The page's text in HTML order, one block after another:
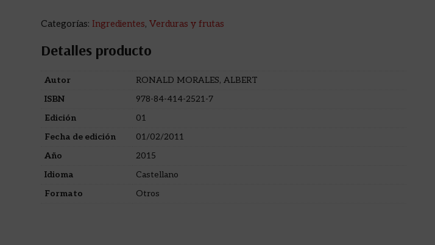
Categorías: Ingredientes, Verduras y frutas
Detalles producto
Autor
RONALD MORALES, ALBERT
ISBN
978-84-414-2521-7
Edición
01
Fecha de edición
01/02/2011
Año
2015
Idioma
Castellano
Formato
Otros